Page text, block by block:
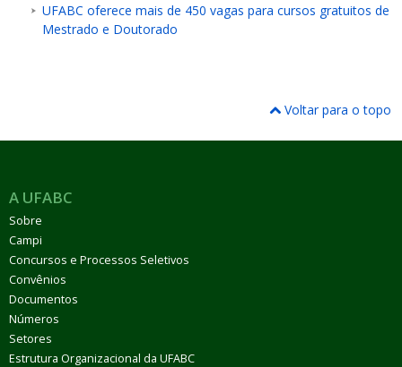
UFABC oferece mais de 450 vagas para cursos gratuitos de
Mestrado e Doutorado
Voltar para o topo
A UFABC
Sobre
Campi
Concursos e Processos Seletivos
Convênios
Documentos
Números
Setores
Estrutura Organizacional da UFABC